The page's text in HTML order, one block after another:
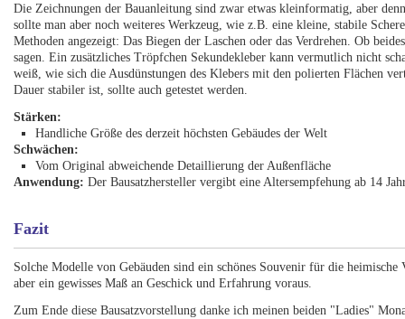
Die Zeichnungen der Bauanleitung sind zwar etwas kleinformatig, aber
sollte man aber noch weiteres Werkzeug, wie z.B. eine kleine, stabile
Methoden angezeigt: Das Biegen der Laschen oder das Verdrehen. Ob
sagen. Ein zusätzliches Tröpfchen Sekundekleber kann vermutlich nicht
weiß, wie sich die Ausdünstungen des Klebers mit den polierten Flächen
Dauer stabiler ist, sollte auch getestet werden.
Stärken:
Handliche Größe des derzeit höchsten Gebäudes der Welt
Schwächen:
Vom Original abweichende Detaillierung der Außenfläche
Anwendung:Der Bausatzhersteller vergibt eine Altersempfehung ab 14
Fazit
Solche Modelle von Gebäuden sind ein schönes Souvenir für die
aber ein gewisses Maß an Geschick und Erfahrung voraus.
Zum Ende diese Bausatzvorstellung danke ich meinen beiden "Ladies"